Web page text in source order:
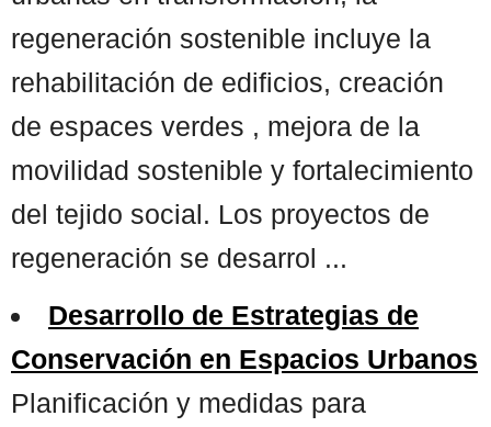
regeneración sostenible incluye la
rehabilitación de edificios, creación
de espaces verdes , mejora de la
movilidad sostenible y fortalecimiento
del tejido social. Los proyectos de
regeneración se desarrol ...
Desarrollo de Estrategias de
Conservación en Espacios Urbanos
Planificación y medidas para